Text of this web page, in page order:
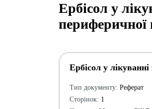
Ербісол у
периферичної
Ербісол у
Тип документу: Реферат
Сторінок: 1